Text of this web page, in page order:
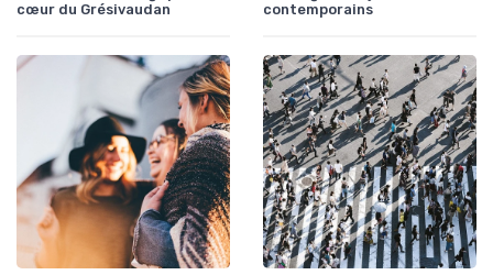
cœur du Grésivaudan
contemporains